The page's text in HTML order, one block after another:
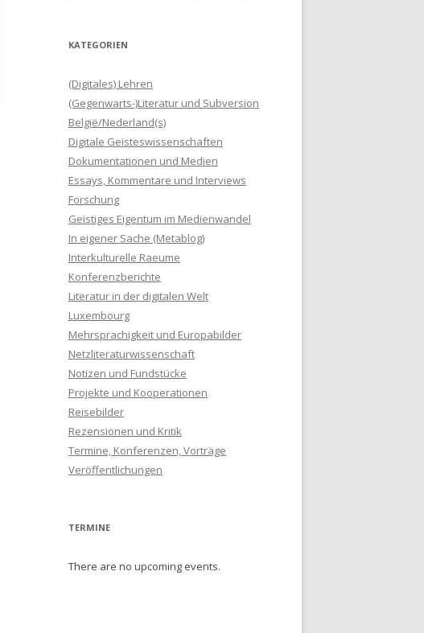
KATEGORIEN
(Digitales) Lehren
(Gegenwarts-)Literatur und Subversion
België/Nederland(s)
Digitale Geisteswissenschaften
Dokumentationen und Medien
Essays, Kommentare und Interviews
Forschung
Geistiges Eigentum im Medienwandel
In eigener Sache (Metablog)
Interkulturelle Raeume
Konferenzberichte
Literatur in der digitalen Welt
Luxembourg
Mehrsprachigkeit und Europabilder
Netzliteraturwissenschaft
Notizen und Fundstücke
Projekte und Kooperationen
Reisebilder
Rezensionen und Kritik
Termine, Konferenzen, Vorträge
Veröffentlichungen
TERMINE
There are no upcoming events.